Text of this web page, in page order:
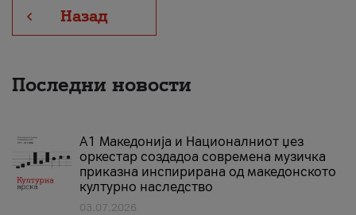
Назад
Последни новости
А1 Македонија и Националниот џез
оркестар создадоа современа музичка
приказна инспирирана од македонското
културно наследство
03.07.2026